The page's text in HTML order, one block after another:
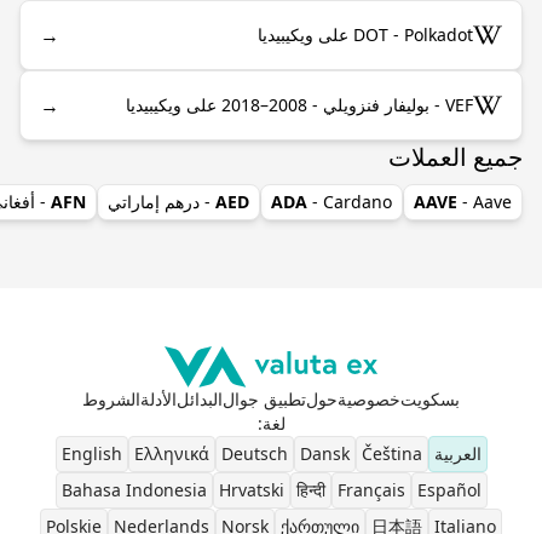
DOT - Polkadot على ويكيبيديا →
VEF - بوليفار فنزويلي - 2008–2018 على ويكيبيديا →
جميع العملات
AAVE - Aave
ADA - Cardano
AED - درهم إماراتي AFN
-
بسكويتخصوصيةحولتطبيق جوالالبدائلالأدلةالشروط
لغة:
العربية
Čeština
Dansk
Deutsch
Ελληνικά
English
Español
Français
हिन्दी
Hrvatski
Bahasa Indonesia
Italiano
日本語
ქართული
Norsk
Nederlands
Polskie